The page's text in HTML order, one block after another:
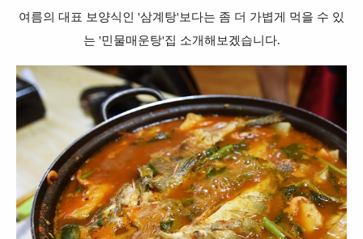
여름의 대표 보양식인 '삼계탕'보다는 좀 더 가볍게 먹을 수 있
는 '민물매운탕'집 소개해보겠습니다.